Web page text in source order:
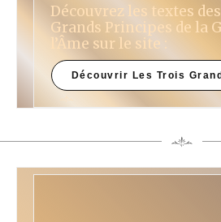
Découvrez les textes
Grands Principes de la
l’Âme sur le site :
Découvrir Les Trois